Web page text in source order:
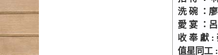
洗 碗 ：
愛 宴 ：
收 奉 獻 :
值星同工